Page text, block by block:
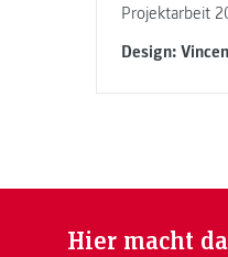
Projektarbeit
Design:
Hier macht